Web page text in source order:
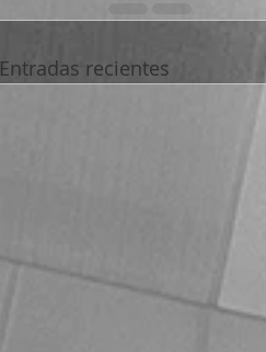
Entradas recientes